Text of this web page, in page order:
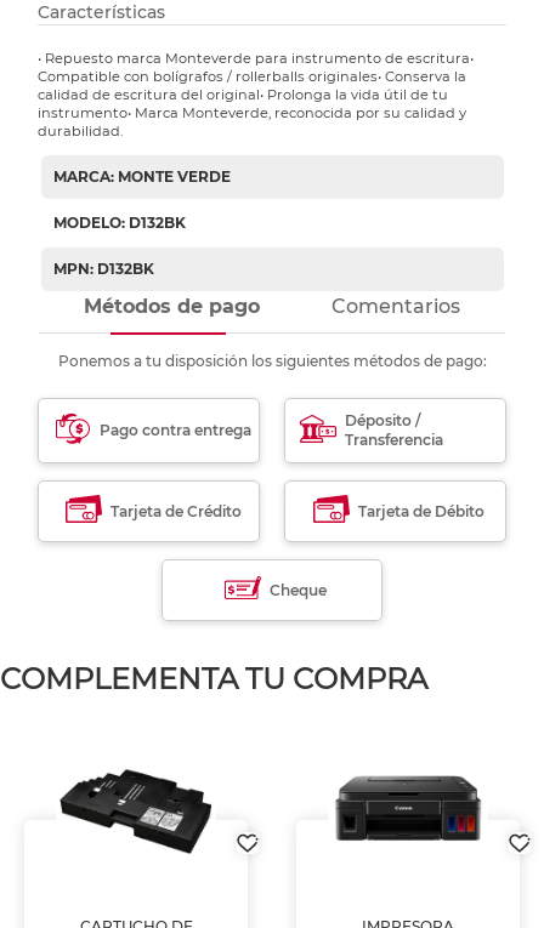
Características
• Repuesto marca Monteverde para instrumento de escritura•
Compatible con bolígrafos / rollerballs originales• Conserva la
calidad de escritura del original• Prolonga la vida útil de tu
instrumento• Marca Monteverde, reconocida por su calidad y
durabilidad.
MARCA: MONTE VERDE
MODELO: D132BK
MPN: D132BK
Métodos de pago Comentarios
Ponemos a tu disposición los siguientes métodos de pago:
Pago contra entrega
Déposito /
Transferencia
Tarjeta de Crédito Tarjeta de Débito
Cheque
COMPLEMENTA TU COMPRA